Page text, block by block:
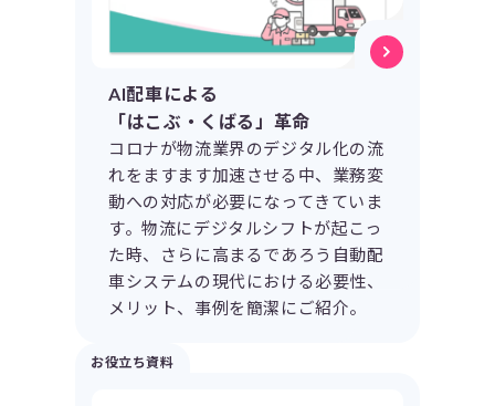
AI配車による
「はこぶ・くばる」革命
コロナが物流業界のデジタル化の流
れをますます加速させる中、業務変
動への対応が必要になってきていま
す。物流にデジタルシフトが起こっ
た時、さらに高まるであろう自動配
車システムの現代における必要性、
メリット、事例を簡潔にご紹介。
お役立ち資料